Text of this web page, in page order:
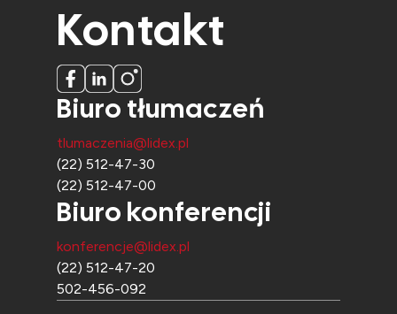
Kontakt
Biuro tłumaczeń
tlumaczenia@lidex.pl
(22) 512-47-30
(22) 512-47-00
Biuro konferencji
konferencje@lidex.pl
(22) 512-47-20
502-456-092